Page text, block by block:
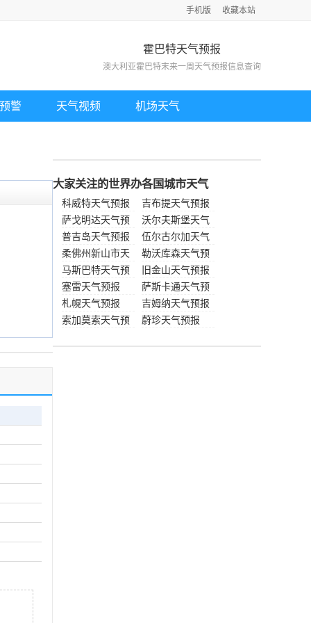
手机版 收藏本站
霍巴特天气预报
澳大利亚霍巴特末来一周天气预报信息查询
警 天气视频 机场天气
大家关注的世界办各国城市天气
科威特天气预报
吉布提天气预报
萨戈明达天气预
报
沃尔夫斯堡天气
预报
普吉岛天气预报
伍尔古尔加天气
预报
柔佛州新山市天
气预报
勒沃库森天气预
报
马斯巴特天气预
报
旧金山天气预报
塞雷天气预报
萨斯卡通天气预
报
札幌天气预报
吉姆纳天气预报
索加莫索天气预
蔚珍天气预报